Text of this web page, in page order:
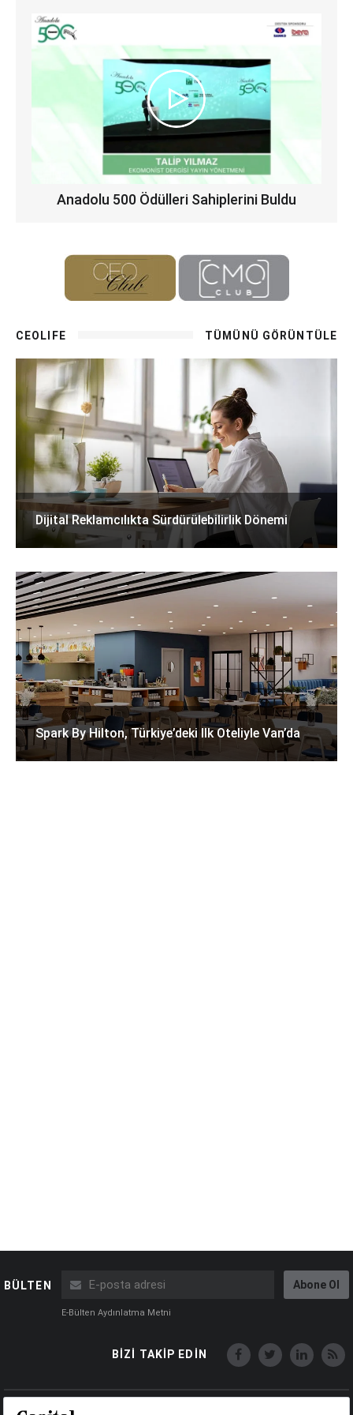
Anadolu 500 Ödülleri Sahiplerini Buldu
CEOLIFE TÜMÜNÜ GÖRÜNTÜLE
Dijital Reklamcılıkta Sürdürülebilirlik Dönemi
Spark By Hilton, Türkiye’deki Ilk Oteliyle Van’da
BÜLTEN Abone Ol
E-Bülten Aydınlatma Metni
BİZİ TAKİP EDİN